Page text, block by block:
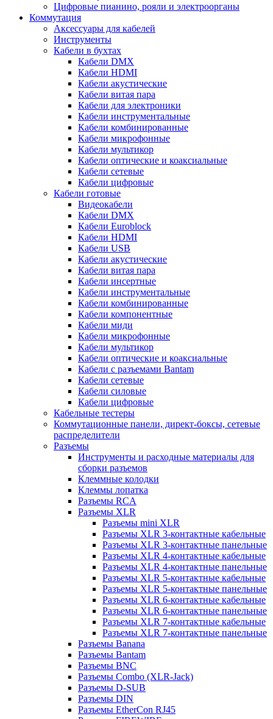
Цифровые пианино, рояли и электроорганы
Коммутация
Аксессуары для кабелей
Инструменты
Кабели в бухтах
Кабели DMX
Кабели HDMI
Кабели акустические
Кабели витая пара
Кабели для электроники
Кабели инструментальные
Кабели комбинированные
Кабели микрофонные
Кабели мультикор
Кабели оптические и коаксиальные
Кабели сетевые
Кабели цифровые
Кабели готовые
Видеокабели
Кабели DMX
Кабели Euroblock
Кабели HDMI
Кабели USB
Кабели акустические
Кабели витая пара
Кабели инсертные
Кабели инструментальные
Кабели комбинированные
Кабели компонентные
Кабели миди
Кабели микрофонные
Кабели мультикор
Кабели оптические и коаксиальные
Кабели с разъемами Bantam
Кабели сетевые
Кабели силовые
Кабели цифровые
Кабельные тестеры
Коммутационные панели, директ-боксы, сетевые
распределители
Разъемы
Инструменты и расходные материалы для
сборки разъемов
Клеммные колодки
Клеммы лопатка
Разъемы RCA
Разъемы XLR
Разъемы mini XLR
Разъемы XLR 3-контактные кабельные
Разъемы XLR 3-контактные панельные
Разъемы XLR 4-контактные кабельные
Разъемы XLR 4-контактные панельные
Разъемы XLR 5-контактные кабельные
Разъемы XLR 5-контактные панельные
Разъемы XLR 6-контактные кабельные
Разъемы XLR 6-контактные панельные
Разъемы XLR 7-контактные кабельные
Разъемы XLR 7-контактные панельные
Разъемы Banana
Разъемы Bantam
Разъемы BNC
Разъемы Combo (XLR-Jack)
Разъемы D-SUB
Разъемы DIN
Разъемы EtherCon RJ45